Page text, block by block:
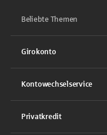
Beliebte Themen
Girokonto
Kontowechselservice
Privatkredit